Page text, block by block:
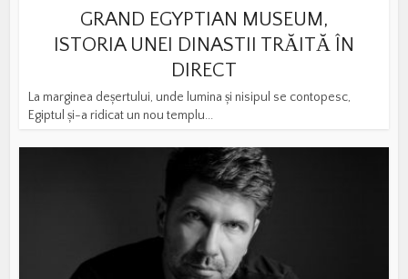
GRAND EGYPTIAN MUSEUM,
ISTORIA UNEI DINASTII TRĂITĂ ÎN
DIRECT
La marginea deșertului, unde lumina și nisipul se contopesc,
Egiptul și-a ridicat un nou templu...